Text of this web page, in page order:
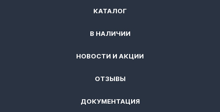
КАТАЛОГ
В НАЛИЧИИ
НОВОСТИ И АКЦИИ
ОТЗЫВЫ
ДОКУМЕНТАЦИЯ